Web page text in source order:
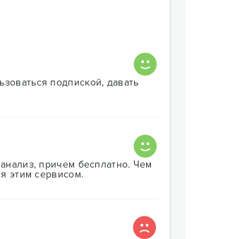
подпиской, давать
причем бесплатно. Чем
этим сервисом.